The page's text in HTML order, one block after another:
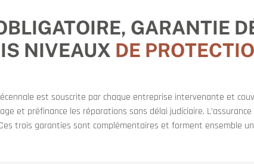
GARANTIE
NIVEAUX DE
est souscrite par chaque entreprise intervenante et
et préfinance les réparations sans délai judiciaire.
trois garanties sont complémentaires et forment ensemble